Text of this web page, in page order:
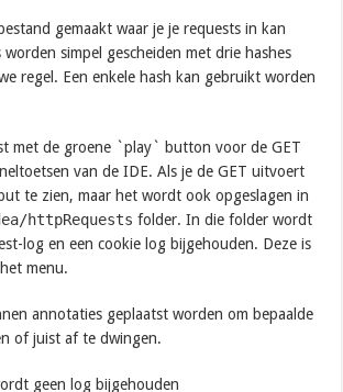
gemaakt waar je je requests in kan
worden simpel gescheiden met drie hashes
regel. Een enkele hash kan gebruikt worden
met de groene `play` button voor de GET
van de IDE. Als je de GET uitvoert
te zien, maar het wordt ook opgeslagen in
httpRequests folder. In die folder wordt
log en een cookie log bijgehouden. Deze is
menu.
annotaties geplaatst worden om bepaalde
of juist af te dwingen.
geen log bijgehouden